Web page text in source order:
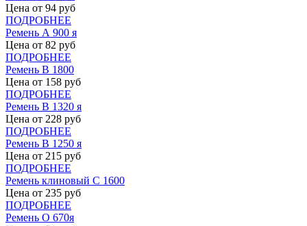
Цена от 94 руб
ПОДРОБНЕЕ
Ремень А 900 я
Цена от 82 руб
ПОДРОБНЕЕ
Ремень В 1800
Цена от 158 руб
ПОДРОБНЕЕ
Ремень В 1320 я
Цена от 228 руб
ПОДРОБНЕЕ
Ремень В 1250 я
Цена от 215 руб
ПОДРОБНЕЕ
Ремень клиновый С 1600
Цена от 235 руб
ПОДРОБНЕЕ
Ремень О 670я